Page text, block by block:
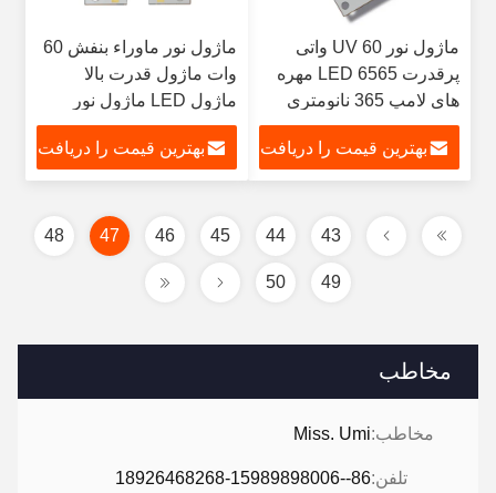
مخاطب
مخاطب:Miss. Umi
تلفن:86--18926468268-15989898006
ماژول نور UV 60 واتی
پرقدرت LED 6565 مهره
های لامپ 365 نانومتری
395 نانومتر
بهترین قیمت را دریافت
ماژول نور ماوراء بنفش 60
وات ماژول قدرت بالا
ماژول LED ماژول نور
6565 لامپ Beads لنز
کوارتزبهترین قیمت را دریافت
43
44
45
46
47
48
49
50